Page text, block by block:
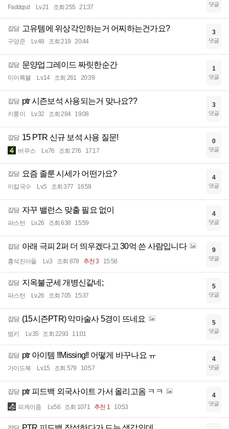
Faddqsd Lv.21 조회 255 21:37 댓글
잡담 고유템에 위상각인하는거 어찌하는건가요?
구양준 Lv.48 조회 219 20:44
3
댓글
잡담 문양업그레이드 짜릿한순간
미이륵블 Lv.14 조회 261 20:39
1
댓글
잡담 ptr 시즌보석 사용되는거 맞나요??
키룽이 Lv.32 조회 284 19:08
3
댓글
잡담 15 PTR 신규 보석 사용 질문!
버무스 Lv.76 조회 276 17:17
0
댓글
잡담 요즘 졸룬 시세가 어떤가요?
이칼국수 Lv.5 조회 377 16:59
4
댓글
잡담 자꾸 밸런스 맞출 필요 없이
파스턴 Lv.26 조회 638 15:59
4
댓글
잡담 아래 극피 2퍼 더 띄우겠다고 30억 쓴 사람입니다
홍석진아들 Lv.3 조회 878 추천 3 15:58
9
댓글
잡담 지옥불군세 개병신같네;
파스턴 Lv.26 조회 705 15:37
5
댓글
잡담 (15시즌PTR) 악마술사 5경이 뜨네요
범키 Lv.35 조회 2293 11:01
5
댓글
잡담 ptr 아이템 !!Missing!! 어떻게 바꾸나요 ㅠ
가이드북 Lv.15 조회 579 10:57
4
댓글
잡담 ptr 피드백 외국사이트 가서 올리고옴 ㅋㅋ
피케이좀 Lv.56 조회 1071 추천 1 10:53
4
댓글